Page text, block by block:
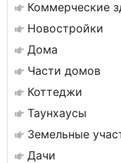
Коммерческие
Новостройки
Дома
Части домов
Коттеджи
Таунхаусы
Земельные
Дачи